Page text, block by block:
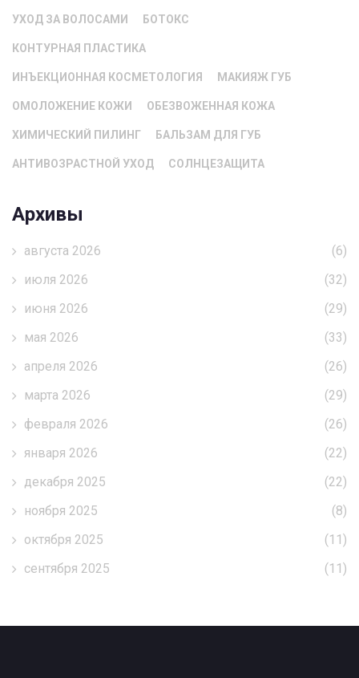
УХОД ЗА ВОЛОСАМИ БОТОКС
КОНТУРНАЯ ПЛАСТИКА
ИНЪЕКЦИОННАЯ КОСМЕТОЛОГИЯ МАКИЯЖ ГУБ
ОМОЛОЖЕНИЕ КОЖИ ОБЕЗВОЖЕННАЯ КОЖА
ХИМИЧЕСКИЙ ПИЛИНГ БАЛЬЗАМ ДЛЯ ГУБ
АНТИВОЗРАСТНОЙ УХОД СОЛНЦЕЗАЩИТА
Архивы
августа 2026
(6)
июля 2026
(32)
июня 2026
(29)
мая 2026
(33)
апреля 2026
(26)
марта 2026
(29)
февраля 2026
(26)
января 2026
(22)
декабря 2025
(22)
ноября 2025
(8)
октября 2025
(11)
сентября 2025
(11)